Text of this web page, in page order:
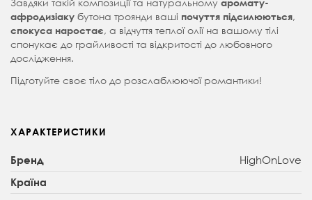
аромату-
афродизіаку бутона троянди ваші почуття підсилюються,
спокуса наростає, а відчуття теплої олії на вашому тілі
спонукає до грайливості та відкритості до любовного
дослідження.
Підготуйте своє тіло до розслаблюючої романтики!
ХАРАКТЕРИСТИКИ
Бренд HighOnLove
Країна